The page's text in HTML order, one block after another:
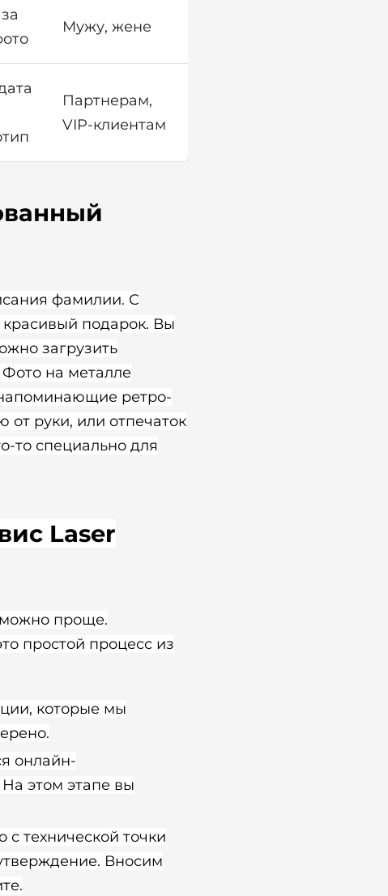
Мужу, жене
Партнерам,
VIP-клиентам
фамилии. С
подарок. Вы
загрузить
на металле
ретро-
руки, или отпечаток
то специально для
Laser
проще.
простой процесс из
которые мы
онлайн-
этом этапе вы
технической точки
Вносим